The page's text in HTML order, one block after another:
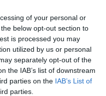
of your personal or
below opt-out section to
is processed you may
utilized by us or personal
separately opt-out of the
the IAB’s list of downstream
parties on the IAB’s List of
parties.